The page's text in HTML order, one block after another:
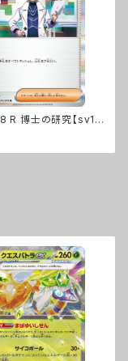
R 博士の研究【sv1